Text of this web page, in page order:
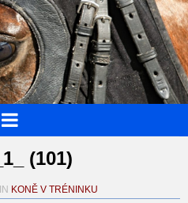
(101)
IN KONĚ V TRÉNINKU